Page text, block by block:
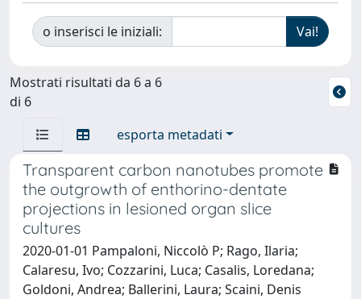
o inserisci le iniziali:
Mostrati risultati da 6 a 6
di 6
esporta metadati
Transparent carbon nanotubes promote
the outgrowth of enthorino-dentate
projections in lesioned organ slice
cultures
2020-01-01 Pampaloni, Niccolò P; Rago, Ilaria;
Calaresu, Ivo; Cozzarini, Luca; Casalis, Loredana;
Goldoni, Andrea; Ballerini, Laura; Scaini, Denis